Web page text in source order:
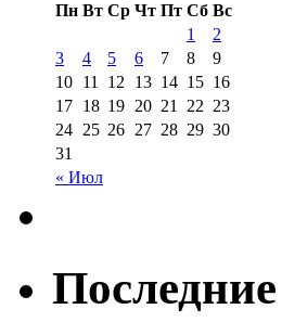
Пн Вт Ср Чт Пт Сб Вс
« Июл
1
2
3
4 5 6 7 8
9
10 11 12 13 14 15 16
17 18 19 20 21 22 23
24 25 26 27 28 29 30
31